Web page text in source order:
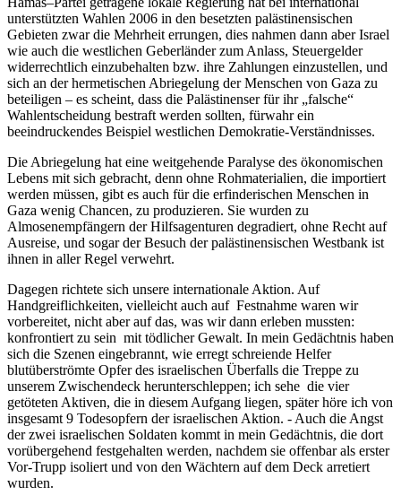
unterstützten Wahlen 2006 in den besetzten palästinensischen
Gebieten zwar die Mehrheit errungen, dies nahmen dann aber Israel
wie auch die westlichen Geberländer zum Anlass, Steuergelder
widerrechtlich einzubehalten bzw. ihre Zahlungen einzustellen, und
sich an der hermetischen Abriegelung der Menschen von Gaza zu
beteiligen – es scheint, dass die Palästinenser für ihr „falsche“
Wahlentscheidung bestraft werden sollten, fürwahr ein
beeindruckendes Beispiel westlichen Demokratie-Verständnisses.
Die Abriegelung hat eine weitgehende Paralyse des ökonomischen
Lebens mit sich gebracht, denn ohne Rohmaterialien, die importiert
werden müssen, gibt es auch für die erfinderischen Menschen in
Gaza wenig Chancen, zu produzieren. Sie wurden zu
Almosenempfängern der Hilfsagenturen degradiert, ohne Recht auf
Ausreise, und sogar der Besuch der palästinensischen Westbank ist
ihnen in aller Regel verwehrt.
Dagegen richtete sich unsere internationale Aktion. Auf
Handgreiflichkeiten, vielleicht auch auf Festnahme waren wir
vorbereitet, nicht aber auf das, was wir dann erleben mussten:
konfrontiert zu sein mit tödlicher Gewalt. In mein Gedächtnis haben
sich die Szenen eingebrannt, wie erregt schreiende Helfer
blutüberströmte Opfer des israelischen Überfalls die Treppe zu
unserem Zwischendeck herunterschleppen; ich sehe die vier
getöteten Aktiven, die in diesem Aufgang liegen, später höre ich von
insgesamt 9 Todesopfern der israelischen Aktion. - Auch die Angst
der zwei israelischen Soldaten kommt in mein Gedächtnis, die dort
vorübergehend festgehalten werden, nachdem sie offenbar als erster
Vor-Trupp isoliert und von den Wächtern auf dem Deck arretiert
wurden.